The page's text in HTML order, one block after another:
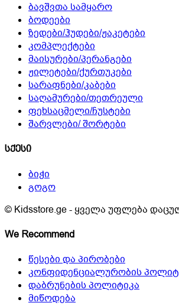
ბავშვთა სამყარო
ბოდეები
ზედები/ჰუდები/ჟაკეტები
კომპლექტები
მაისურები/პერანგები
ჟილეტები/ქურთუკები
სარაფნები/კაბები
საღამურები/თეთრეული
ფეხსაცმელი/ჩუსტები
შარვლები/ შორტები
სქესი
ბიჭი
გოგო
© Kidsstore.ge - ყველა უფლება
We Recommend
წესები და პირობები
კონფიდენციალურობის
დაბრუნების პოლიტიკა
მიწოდება